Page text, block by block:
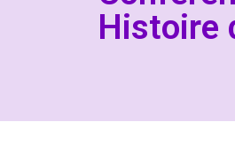
Histoire